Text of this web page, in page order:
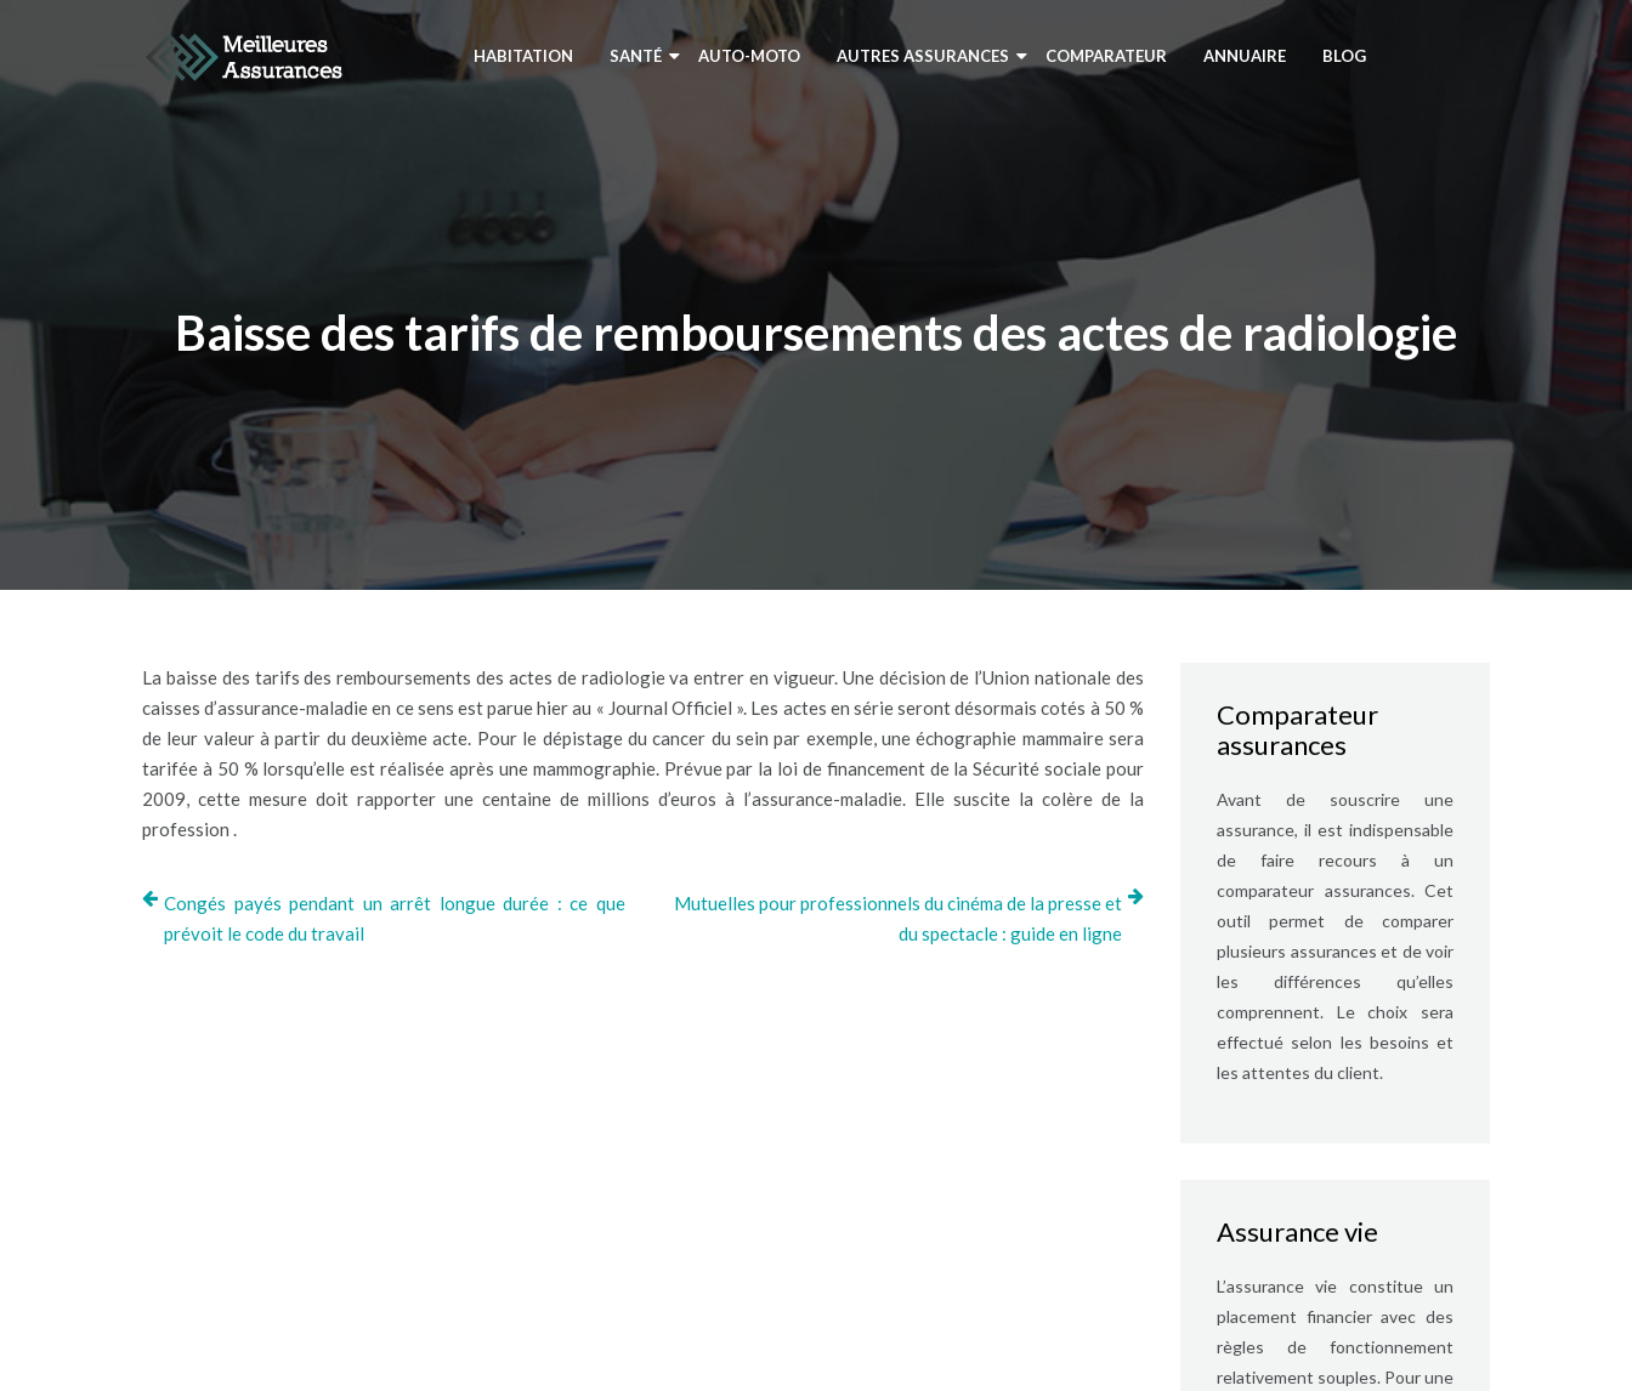
HABITATION SANTÉ AUTO-MOTO AUTRES ASSURANCES COMPARATEUR ANNUAIRE BLOG
Baisse des tarifs de remboursements des actes de radiologie
La baisse des tarifs des remboursements des actes de radiologie va entrer en vigueur. Une décision de l’Union nationale des
caisses d’assurance-maladie en ce sens est parue hier au « Journal Officiel ». Les actes en série seront désormais cotés à 50 %
de leur valeur à partir du deuxième acte. Pour le dépistage du cancer du sein par exemple, une échographie mammaire sera
tarifée à 50 % lorsqu’elle est réalisée après une mammographie. Prévue par la loi de financement de la Sécurité sociale pour
2009, cette mesure doit rapporter une centaine de millions d’euros à l’assurance-maladie. Elle suscite la colère de la
profession .
Congés payés pendant un arrêt longue durée : ce que
prévoit le code du travail
Mutuelles pour professionnels du cinéma de la presse et
du spectacle : guide en ligne
Comparateur
assurances
Avant de souscrire une
assurance, il est indispensable
de faire recours à un
comparateur assurances. Cet
outil permet de comparer
plusieurs assurances et de voir
les différences qu’elles
comprennent. Le choix sera
effectué selon les besoins et
les attentes du client.
Assurance vie
L’assurance vie constitue un
placement financier avec des
règles de fonctionnement
relativement souples. Pour une